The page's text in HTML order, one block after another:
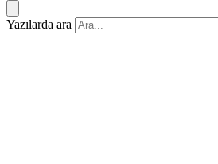
Yazılarda ara